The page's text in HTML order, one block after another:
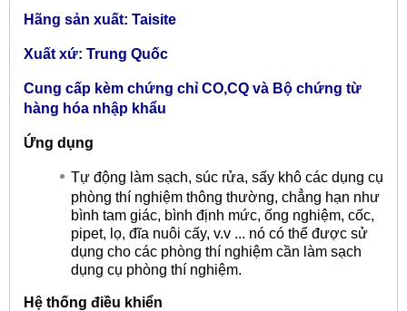
Hãng sản xuất: Taisite
Xuất xứ: Trung Quốc
Cung cấp kèm chứng chỉ CO,CQ và Bộ chứng từ
hàng hóa nhập khẩu
Ứng dụng
Tự động làm sạch, súc rửa, sấy khô các dụng cụ
phòng thí nghiệm thông thường, chẳng hạn như
bình tam giác, bình định mức, ống nghiệm, cốc,
pipet, lọ, đĩa nuôi cấy, v.v ... nó có thể được sử
dụng cho các phòng thí nghiệm cần làm sạch
dụng cụ phòng thí nghiệm.
Hệ thống điều khiển